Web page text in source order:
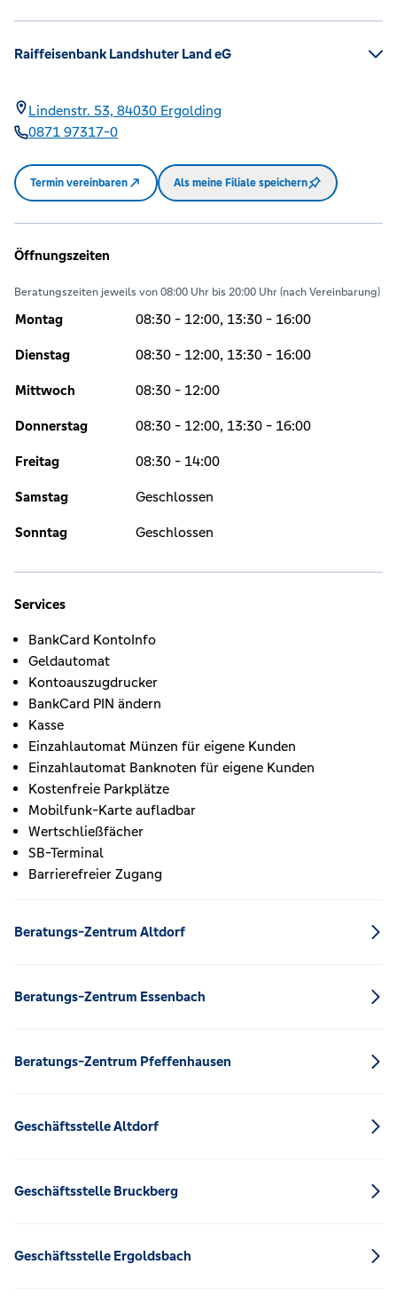
Raiffeisenbank Landshuter Land eG
Lindenstr. 53, 84030 Ergolding
0871 97317-0
Termin vereinbaren Als meine Filiale speichern
Öffnungszeiten
Beratungszeiten jeweils von 08:00 Uhr bis 20:00 Uhr (nach Vereinbarung)
Montag 08:30 - 12:00, 13:30 - 16:00
Dienstag 08:30 - 12:00, 13:30 - 16:00
Mittwoch 08:30 - 12:00
Donnerstag 08:30 - 12:00, 13:30 - 16:00
Freitag 08:30 - 14:00
Samstag Geschlossen
Sonntag Geschlossen
Services
BankCard KontoInfo
Geldautomat
Kontoauszugdrucker
BankCard PIN ändern
Kasse
Einzahlautomat Münzen für eigene Kunden
Einzahlautomat Banknoten für eigene Kunden
Kostenfreie Parkplätze
Mobilfunk-Karte aufladbar
Wertschließfächer
SB-Terminal
Barrierefreier Zugang
Beratungs-Zentrum Altdorf
Beratungs-Zentrum Essenbach
Beratungs-Zentrum Pfeffenhausen
Geschäftsstelle Altdorf
Geschäftsstelle Bruckberg
Geschäftsstelle Ergoldsbach